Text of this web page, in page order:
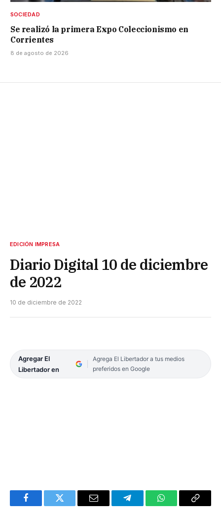
SOCIEDAD
Se realizó la primera Expo Coleccionismo en
Corrientes
8 de agosto de 2026
EDICIÓN IMPRESA
Diario Digital 10 de diciembre
de 2022
10 de diciembre de 2022
Agregar El
Libertador en
Agrega El Libertador a tus medios
preferidos en Google
FacebookTwitter Email TelegramWhatsAppCopy